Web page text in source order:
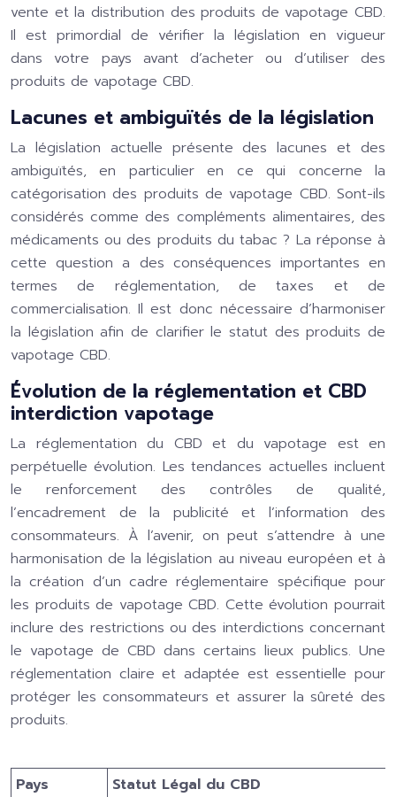
vente et la distribution des produits de vapotage CBD.
Il est primordial de vérifier la législation en vigueur
dans votre pays avant d’acheter ou d’utiliser des
produits de vapotage CBD.
Lacunes et ambiguïtés de la législation
La législation actuelle présente des lacunes et des
ambiguïtés, en particulier en ce qui concerne la
catégorisation des produits de vapotage CBD. Sont-ils
considérés comme des compléments alimentaires, des
médicaments ou des produits du tabac ? La réponse à
cette question a des conséquences importantes en
termes de réglementation, de taxes et de
commercialisation. Il est donc nécessaire d’harmoniser
la législation afin de clarifier le statut des produits de
vapotage CBD.
Évolution de la réglementation et CBD
interdiction vapotage
La réglementation du CBD et du vapotage est en
perpétuelle évolution. Les tendances actuelles incluent
le renforcement des contrôles de qualité,
l’encadrement de la publicité et l’information des
consommateurs. À l’avenir, on peut s’attendre à une
harmonisation de la législation au niveau européen et à
la création d’un cadre réglementaire spécifique pour
les produits de vapotage CBD. Cette évolution pourrait
inclure des restrictions ou des interdictions concernant
le vapotage de CBD dans certains lieux publics. Une
réglementation claire et adaptée est essentielle pour
protéger les consommateurs et assurer la sûreté des
produits.
Pays Statut Légal du CBD